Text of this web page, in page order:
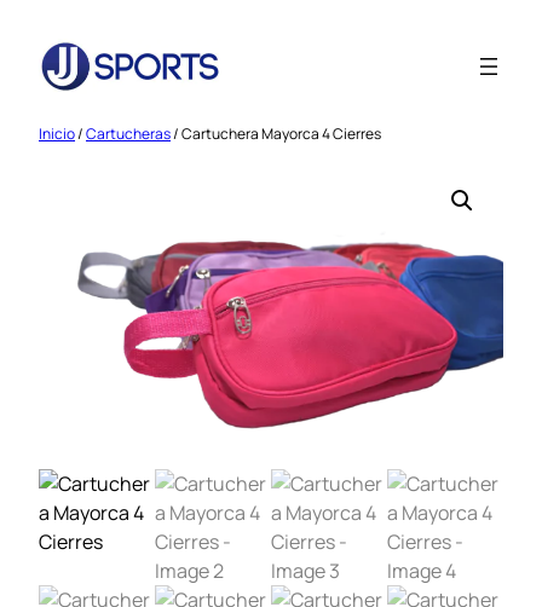
contenido
Inicio/Cartucheras/ Cartuchera Mayorca 4 Cierres